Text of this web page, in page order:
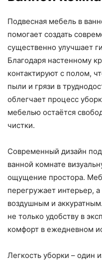
Подвесная мебель в
помогает создать
существенно улучшает
Благодаря настенному
контактируют с полом,
пыли и грязи в
облегчает процесс
мебелью остаётся
чистки.
Современный дизайн
ванной комнате
ощущение простора.
перегружает интерьер,
воздушным и
не только удобству в
комфорт в ежедневном
Легкость уборки – один